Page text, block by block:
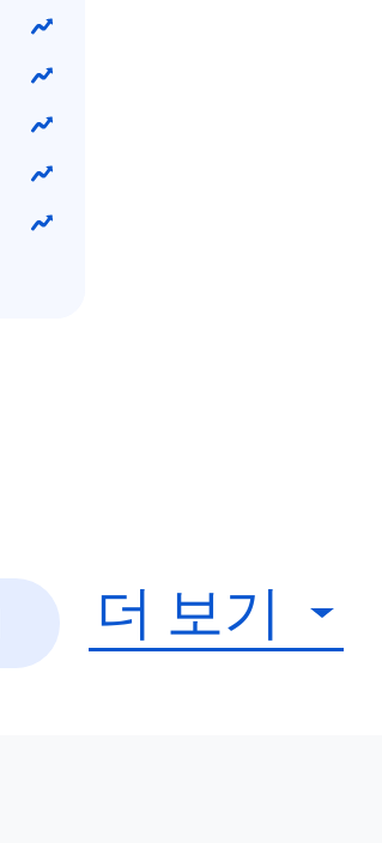
더 보기